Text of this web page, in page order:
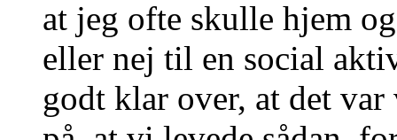
at jeg ofte skulle hjem
eller nej til en social
godt klar over, at det